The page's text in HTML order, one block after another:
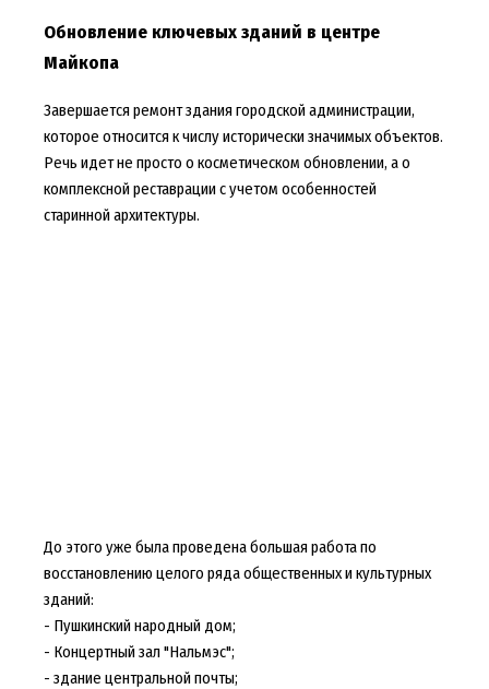
Обновление ключевых зданий в центре
Майкопа
Завершается ремонт здания городской администрации,
которое относится к числу исторически значимых объектов.
Речь идет не просто о косметическом обновлении, а о
комплексной реставрации с учетом особенностей
старинной архитектуры.
До этого уже была проведена большая работа по
восстановлению целого ряда общественных и культурных
зданий:
- Пушкинский народный дом;
- Концертный зал "Нальмэс";
- здание центральной почты;